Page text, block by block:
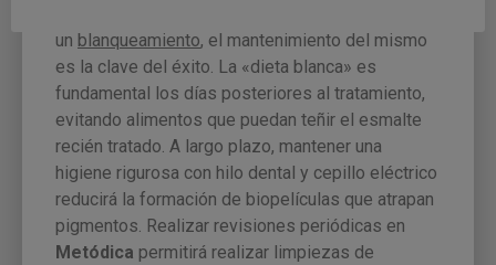
un blanqueamiento, el mantenimiento del mismo
es la clave del éxito. La «dieta blanca» es
fundamental los días posteriores al tratamiento,
evitando alimentos que puedan teñir el esmalte
recién tratado. A largo plazo, mantener una
higiene rigurosa con hilo dental y cepillo eléctrico
reducirá la formación de biopelículas que atrapan
pigmentos. Realizar revisiones periódicas en
Metódica permitirá realizar limpiezas de